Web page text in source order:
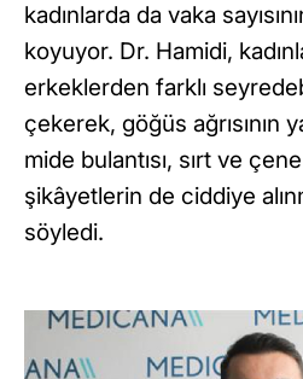
kadınlarda da vaka
koyuyor. Dr. Hamidi,
erkeklerden farklı
çekerek, göğüs ağrısının
mide bulantısı, sırt ve
şikâyetlerin de ciddiye
söyledi.